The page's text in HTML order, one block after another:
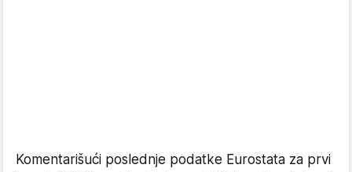
Komentarišući poslednje podatke Eurostata za prvi